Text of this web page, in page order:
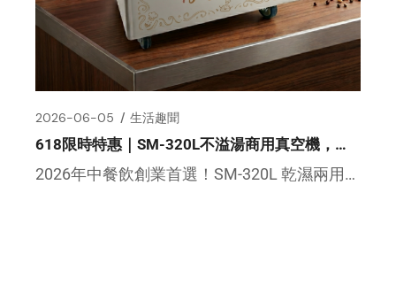
2026-06-05 生活趣聞
618限時特惠｜SM-320L不溢湯商用真空機，在地一年保固
2026年中餐飲創業首選！SM-320L 乾濕兩用真空機，解決高湯滷汁外溢痛點 餐飲創業、做冷凍宅配、或是經營 […]